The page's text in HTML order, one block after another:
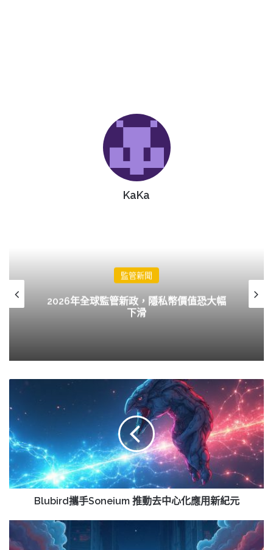
KaKa
監管新聞
2026年全球監管新政，隱私幣價值恐大幅
下滑
手
Soneium
推
動
去
中
心
用
新
Blubird攜手Soneium 推動去中心化應用新紀元
EAK
Digital